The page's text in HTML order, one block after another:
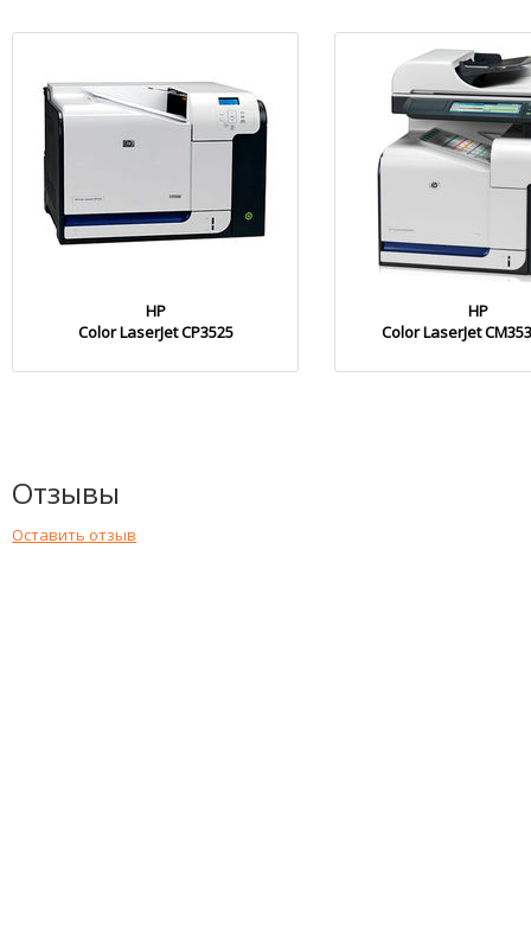
HP
Color LaserJet CP3525
HP
Color LaserJet
Отзывы
Оставить отзыв